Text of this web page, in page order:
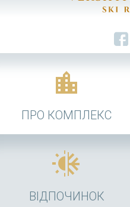
location_city
ПРО КОМПЛЕКС
wb_sunny
ac_unit
ВІДПОЧИНОК